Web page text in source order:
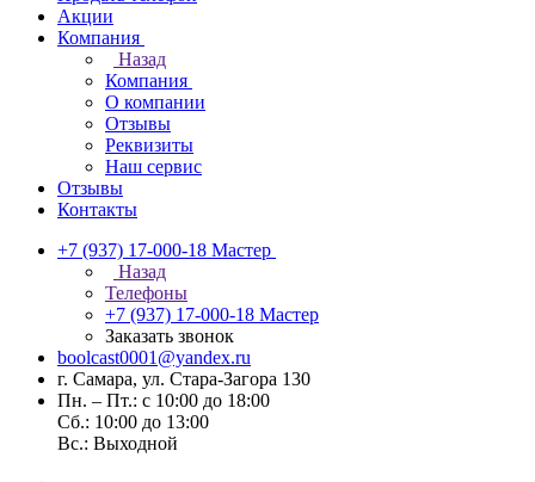
Акции
Компания
Назад
Компания
О компании
Отзывы
Реквизиты
Наш сервис
Отзывы
Контакты
+7 (937) 17-000-18 Мастер
Назад
Телефоны
+7 (937) 17-000-18 Мастер
Заказать звонок
boolcast0001@yandex.ru
г. Самара, ул. Стара-Загора 130
Пн. – Пт.: с 10:00 до 18:00
Сб.: 10:00 до 13:00
Вс.: Выходной